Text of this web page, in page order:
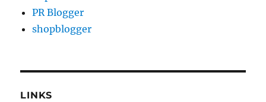
PR Blogger
shopblogger
LINKS